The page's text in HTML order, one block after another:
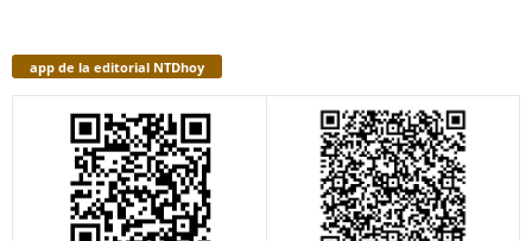
app de la editorial NTDhoy